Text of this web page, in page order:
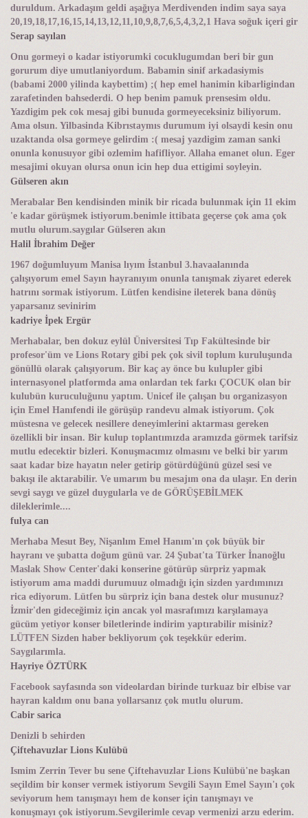
duruldum. Arkadaşım geldi aşağıya Merdivenden indim saya saya
20,19,18,17,16,15,14,13,12,11,10,9,8,7,6,5,4,3,2,1 Hava soğuk içeri gir
Serap sayılan
Onu gormeyi o kadar istiyorumki cocuklugumdan beri bir gun
gorurum diye umutlaniyordum. Babamin sinif arkadasiymis
(babami 2000 yilinda kaybettim) ;( hep emel hanimin kibarligindan
zarafetinden bahsederdi. O hep benim pamuk prensesim oldu.
Yazdigim pek cok mesaj gibi bunuda gormeyeceksiniz biliyorum.
Ama olsun. Yilbasinda Kibrıstaymıs durumum iyi olsaydi kesin onu
uzaktanda olsa gormeye gelirdim :( mesaj yazdigim zaman sanki
onunla konusuyor gibi ozlemim hafifliyor. Allaha emanet olun. Eger
mesajimi okuyan olursa onun icin hep dua ettigimi soyleyin.
Gülseren akın
Merabalar Ben kendisinden minik bir ricada bulunmak için 11 ekim
'e kadar görüşmek istiyorum.benimle ittibata geçerse çok ama çok
mutlu olurum.saygılar Gülseren akın
Halil İbrahim Değer
1967 doğumluyum Manisa lıyım İstanbul 3.havaalanında
çalışıyorum emel Sayın hayranıyım onunla tanışmak ziyaret ederek
hatrını sormak istiyorum. Lütfen kendisine ileterek bana dönüş
yaparsanız sevinirim
kadriye İpek Ergür
Merhabalar, ben dokuz eylül Üniversitesi Tıp Fakültesinde bir
profesor'üm ve Lions Rotary gibi pek çok sivil toplum kuruluşunda
gönüllü olarak çalışıyorum. Bir kaç ay önce bu kulupler gibi
internasyonel platformda ama onlardan tek farkı ÇOCUK olan bir
kulubün kuruculuğunu yaptım. Unicef ile çalışan bu organizasyon
için Emel Hanıfendi ile görüşüp randevu almak istiyorum. Çok
müstesna ve gelecek nesillere deneyimlerini aktarması gereken
özellikli bir insan. Bir kulup toplantımızda aramızda görmek tarifsiz
mutlu edecektir bizleri. Konuşmacımız olmasını ve belki bir yarım
saat kadar bize hayatın neler getirip götürdüğünü güzel sesi ve
bakışı ile aktarabilir. Ve umarım bu mesajım ona da ulaşır. En derin
sevgi saygı ve güzel duygularla ve de GÖRÜŞEBİLMEK
dileklerimle....
fulya can
Merhaba Mesut Bey, Nişanlım Emel Hanım'ın çok büyük bir
hayranı ve şubatta doğum günü var. 24 Şubat'ta Türker İnanoğlu
Maslak Show Center'daki konserine götürüp sürpriz yapmak
istiyorum ama maddi durumuuz olmadığı için sizden yardımınızı
rica ediyorum. Lütfen bu sürpriz için bana destek olur musunuz?
İzmir'den gideceğimiz için ancak yol masrafımızı karşılamaya
gücüm yetiyor konser biletlerinde indirim yaptırabilir misiniz?
LÜTFEN Sizden haber bekliyorum çok teşekkür ederim.
Saygılarımla.
Hayriye ÖZTÜRK
Facebook sayfasında son videolardan birinde turkuaz bir elbise var
hayran kaldım onu bana yollarsanız çok mutlu olurum.
Cabir sarica
Denizli b sehirden
Çiftehavuzlar Lions Kulübü
Ismim Zerrin Tever bu sene Çiftehavuzlar Lions Kulübü'ne başkan
seçildim bir konser vermek istiyorum Sevgili Sayın Emel Sayın'ı çok
seviyorum hem tanışmayı hem de konser için tanışmayı ve
konuşmayı çok istiyorum.Sevgilerimle cevap vermenizi arzu ederim.